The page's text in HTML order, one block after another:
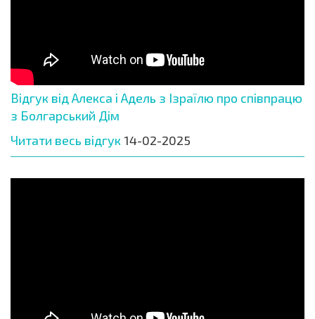
Відгук від Алекса і Адель з Ізраїлю про співпрацю
з Болгарський Дім
Читати весь відгук 14-02-2025